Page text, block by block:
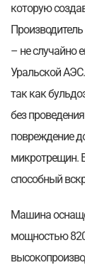
которую
– не случайно
Уральской
так как
без
повреждение
микротрещин.
способный
Машина
мощностью 820